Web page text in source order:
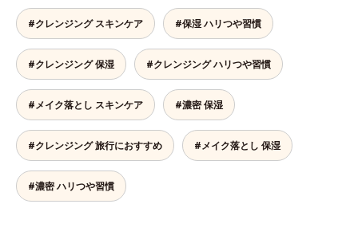
#クレンジング スキンケア #保湿 ハリつや習慣
#クレンジング 保湿 #クレンジング ハリつや習慣
#メイク落とし スキンケア #濃密 保湿
#クレンジング 旅行におすすめ #メイク落とし 保湿
#濃密 ハリつや習慣